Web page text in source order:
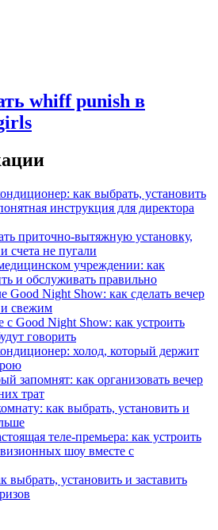
whiff punish в
как выбрать, установить
инструкция для директора
приточно-вытяжную установку,
счета не пугали
учреждении: как
и обслуживать правильно
Good Night Show: как сделать вечер
свежим
Good Night Show: как устроить
говорить
холод, который держит
запомнят: как организовать вечер
трат
как выбрать, установить и
теле‑премьера: как устроить
шоу вместе с
выбрать, установить и заставить